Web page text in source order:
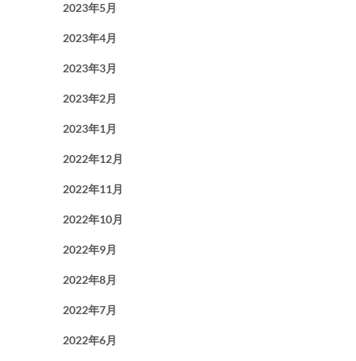
2023年5月
2023年4月
2023年3月
2023年2月
2023年1月
2022年12月
2022年11月
2022年10月
2022年9月
2022年8月
2022年7月
2022年6月